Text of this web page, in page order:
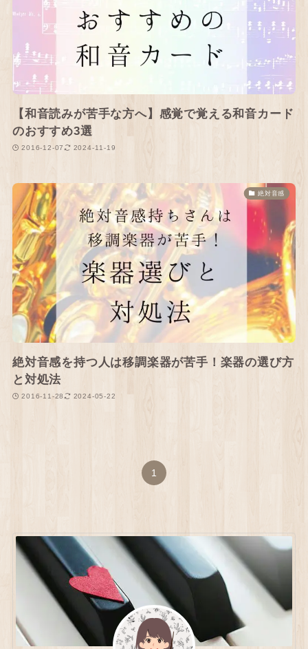
【和音読みが苦手な方へ】感覚で覚える和音カード
のおすすめ3選
2016-12-07 2024-11-19
絶対音感
絶対音感を持つ人は移調楽器が苦手！楽器の選び方
と対処法
2016-11-28 2024-05-22
1